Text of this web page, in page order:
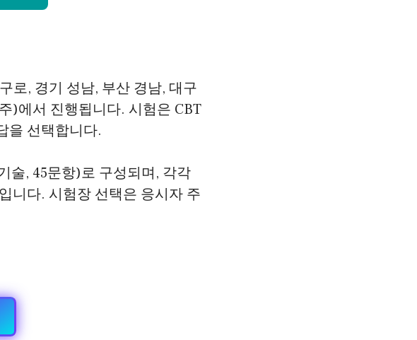
로, 경기 성남, 부산 경남, 대구
)에서 진행됩니다. 시험은 CBT
을 선택합니다.
술, 45문항)로 구성되며, 각각
니다. 시험장 선택은 응시자 주